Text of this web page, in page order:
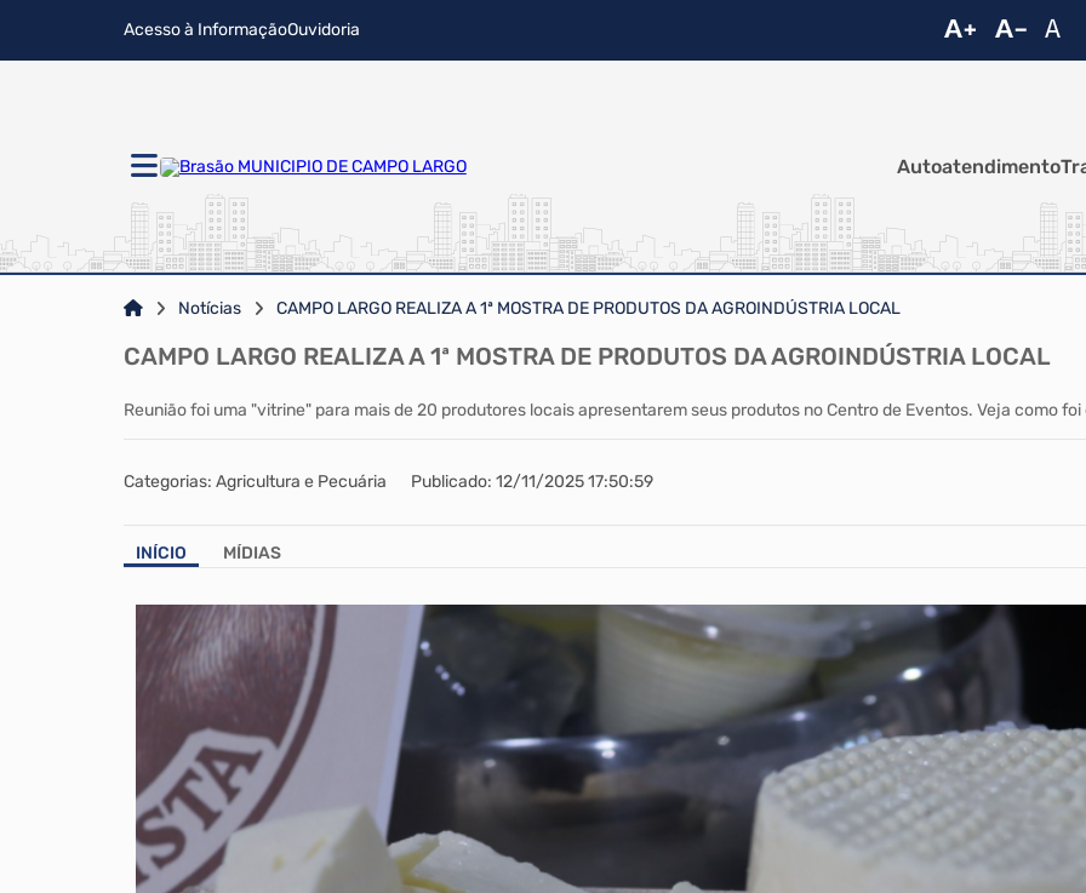
Acesso à InformaçãoOuvidoria
Autoatendimento
Notícias CAMPO LARGO REALIZA A 1ª MOSTRA DE PRODUTOS DA AGROINDÚSTRIA LOCAL
CAMPO LARGO REALIZA A 1ª MOSTRA DE PRODUTOS DA AGROINDÚSTRIA LOCAL
Reunião foi uma "vitrine" para mais de 20 produtores locais apresentarem seus produtos no Centro de Eventos. Veja como
Categorias: Agricultura e Pecuária Publicado: 12/11/2025 17:50:59
INÍCIO MÍDIAS